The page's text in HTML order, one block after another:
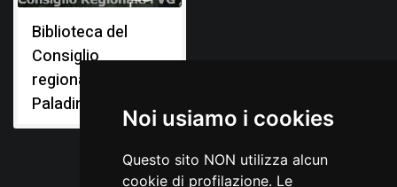
Noi usiamo i cookies
Questo sito NON utilizza alcun
cookie di profilazione. Le
Biblioteca del
Consiglio
regionale "Livio
Paladin"